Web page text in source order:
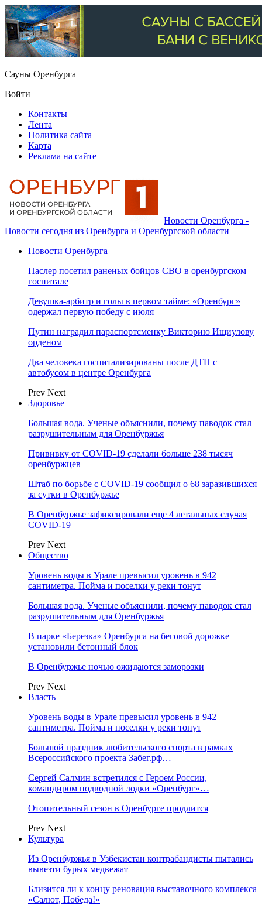
Сауны Оренбурга
Войти
Контакты
Лента
Политика сайта
Карта
Реклама на сайте
Новости Оренбурга -
Новости сегодня из Оренбурга и Оренбургской области
Новости Оренбурга
Паслер посетил раненых бойцов СВО в оренбургском
госпитале
Девушка-арбитр и голы в первом тайме: «Оренбург»
одержал первую победу с июля
Путин наградил параспортсменку Викторию Ищиулову
орденом
Два человека госпитализированы после ДТП с
автобусом в центре Оренбурга
Prev Next
Здоровье
Большая вода. Ученые объяснили, почему паводок стал
разрушительным для Оренбуржья
Прививку от COVID-19 сделали больше 238 тысяч
оренбуржцев
Штаб по борьбе с СOVID-19 сообщил о 68 заразившихся
за сутки в Оренбуржье
В Оренбуржье зафиксировали еще 4 летальных случая
COVID-19
Prev Next
Общество
Уровень воды в Урале превысил уровень в 942
сантиметра. Пойма и поселки у реки тонут
Большая вода. Ученые объяснили, почему паводок стал
разрушительным для Оренбуржья
В парке «Березка» Оренбурга на беговой дорожке
установили бетонный блок
В Оренбуржье ночью ожидаются заморозки
Prev Next
Власть
Уровень воды в Урале превысил уровень в 942
сантиметра. Пойма и поселки у реки тонут
Большой праздник любительского спорта в рамках
Всероссийского проекта Забег.рф…
Сергей Салмин встретился с Героем России,
командиром подводной лодки «Оренбург»…
Отопительный сезон в Оренбурге продлится
Prev Next
Культура
Из Оренбуржья в Узбекистан контрабандисты пытались
вывезти бурых медвежат
Близится ли к концу реновация выставочного комплекса
«Салют, Победа!»